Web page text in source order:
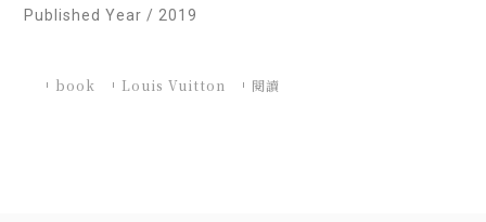
Published Year / 2019
book Louis Vuitton 閱讀